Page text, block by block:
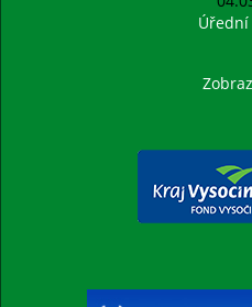
Úřední